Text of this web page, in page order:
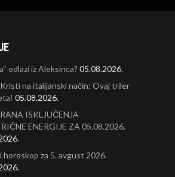
odlazi iz Aleksinca? 05.08.2026.
na italijanski način: Ovaj triler
05.08.2026.
ISKLJUČENJA
ENERGIJE ZA 05.08.2026.
horoskop za 5. avgust 2026.